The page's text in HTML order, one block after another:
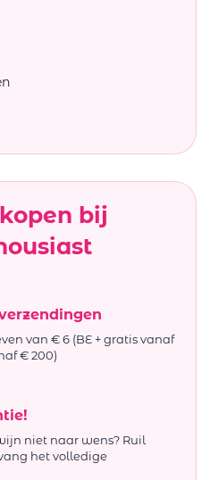
bij
van € 6 (BE + gratis vanaf
€ 200)
niet naar wens? Ruil
het volledige